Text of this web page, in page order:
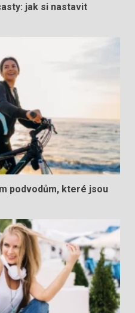
jak si nastavit
podvodům, které jsou